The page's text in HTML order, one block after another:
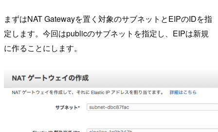
まずはNAT Gatewayを置く対象のサブネットとEIPのIDを指
定します。今回はpublicのサブネットを指定し、EIPは新規
に作ることにします。